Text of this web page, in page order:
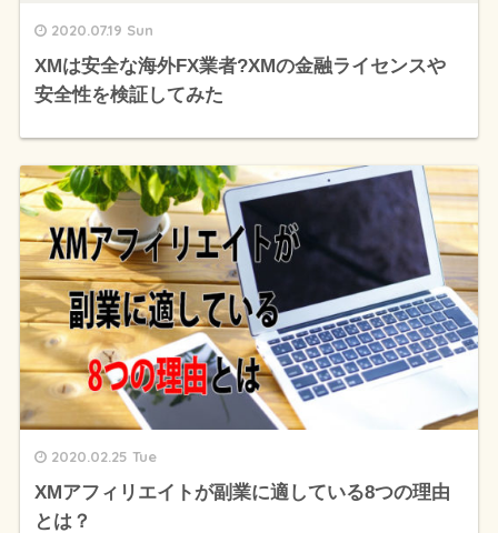
2020.07.19 Sun
XMは安全な海外FX業者?XMの金融ライセンスや
安全性を検証してみた
2020.02.25 Tue
XMアフィリエイトが副業に適している8つの理由
とは？